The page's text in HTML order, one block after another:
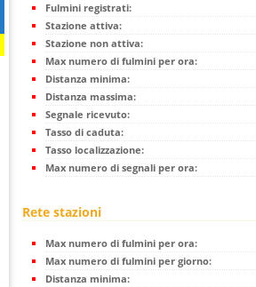
Fulmini registrati:
Stazione attiva:
Stazione non attiva:
Max numero di fulmini per ora:
Distanza minima:
Distanza massima:
Segnale ricevuto:
Tasso di caduta:
Tasso localizzazione:
Max numero di segnali per ora:
Rete stazioni
Max numero di fulmini per ora:
Max numero di fulmini per giorno:
Distanza minima: